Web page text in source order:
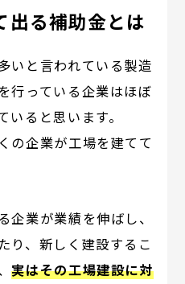
出る補助金とは
いと言われている製造
行っている企業はほぼ
ると思います。
の企業が工場を建てて
企業が業績を伸ばし、
り、新しく建設するこ
実はその工場建設に対